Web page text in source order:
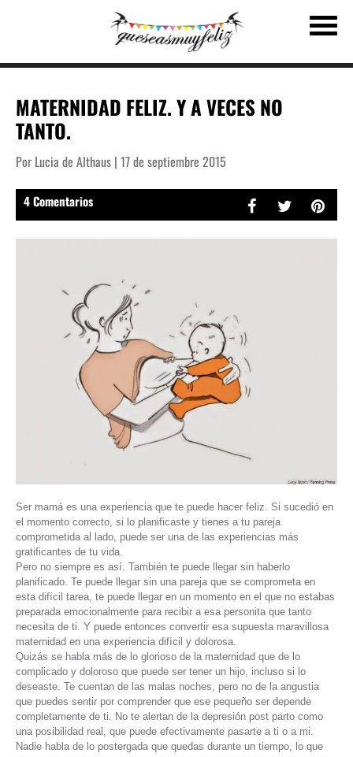
MATERNIDAD FELIZ. Y A VECES NO
TANTO.
Por Lucia de Althaus | 17 de septiembre 2015
4 Comentarios
Ser mamá es una experiencia que te puede hacer feliz. Si sucedió en
el momento correcto, si lo planificaste y tienes a tu pareja
comprometida al lado, puede ser una de las experiencias más
gratificantes de tu vida.
Pero no siempre es así. También te puede llegar sin haberlo
planificado. Te puede llegar sin una pareja que se comprometa en
esta difícil tarea, te puede llegar en un momento en el que no estabas
preparada emocionalmente para recibir a esa personita que tanto
necesita de ti. Y puede entonces convertir esa supuesta maravillosa
maternidad en una experiencia difícil y dolorosa.
Quizás se habla más de lo glorioso de la maternidad que de lo
complicado y doloroso que puede ser tener un hijo, incluso si lo
deseaste. Te cuentan de las malas noches, pero no de la angustia
que puedes sentir por comprender que ese pequeño ser depende
completamente de ti. No te alertan de la depresión post parto como
una posibilidad real, que puede efectivamente pasarte a ti o a mi.
Nadie habla de lo postergada que quedas durante un tiempo, lo que